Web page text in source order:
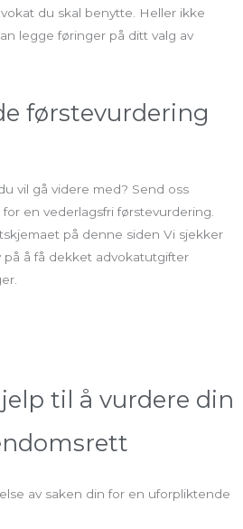
du skal benytte. Heller ikke
legge føringer på ditt valg av
førstevurdering
vil gå videre med? Send oss
en vederlagsfri førstevurdering.
på denne siden Vi sjekker
på å få dekket advokatutgifter
til å vurdere din
av saken din for en uforpliktende